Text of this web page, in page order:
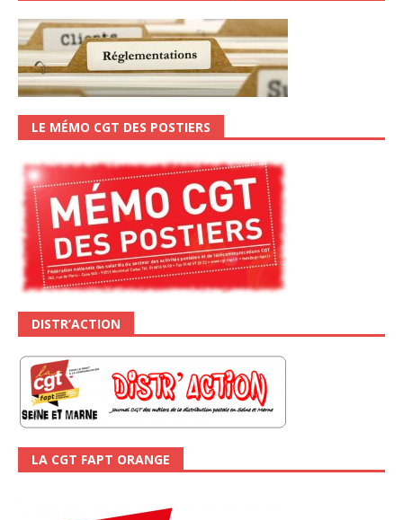
LE MÉMO CGT DES POSTIERS
DISTR’ACTION
LA CGT FAPT ORANGE